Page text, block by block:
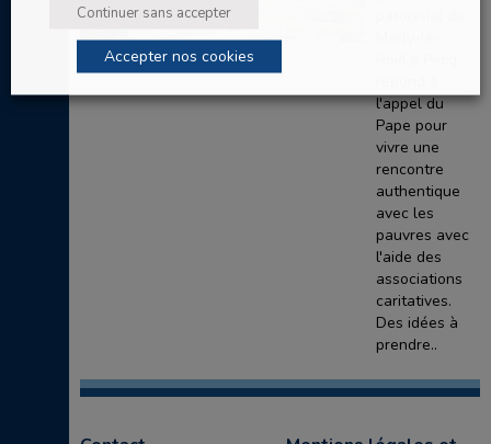
l'appel du
Pape pour
vivre une
rencontre
authentique
avec les
pauvres avec
l'aide des
associations
caritatives.
Des idées à
prendre..
Continuer sans accepter
Accepter nos cookies